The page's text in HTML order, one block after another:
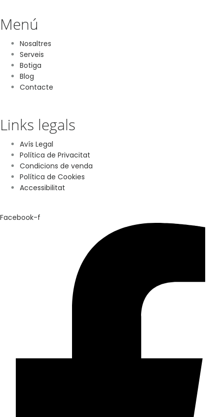
Menú
Nosaltres
Serveis
Botiga
Blog
Contacte
Links legals
Avís Legal
Política de Privacitat
Condicions de venda
Política de Cookies
Accessibilitat
Facebook-f